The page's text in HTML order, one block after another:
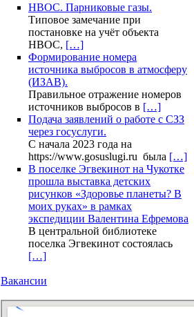
НВОС. Парниковые газы.
Типовое замечание при
постановке на учёт объекта
НВОС, […]
Формирование номера
источника выбросов в атмосферу
(ИЗАВ).
Правильное отражение номеров
источников выбросов в […]
Подача заявлений о работе с СЗЗ
через госуслуги.
С начала 2023 года на
https://www.gosuslugi.ru была […]
В поселке Эгвекинот на Чукотке
прошла выставка детских
рисунков «Здоровье планеты? В
моих руках» в рамках
экспедиции Валентина Ефремова
В центральной библиотеке
поселка Эгвекинот состоялась
[…]
Вакансии